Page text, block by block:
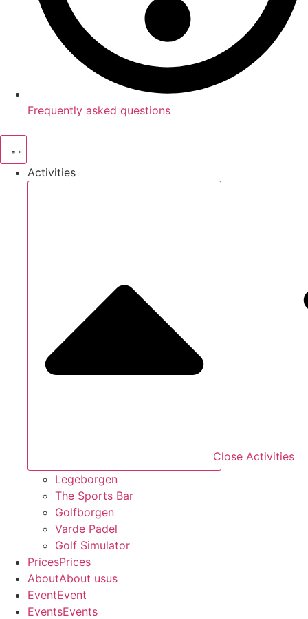
Frequently asked questions
Activities
Close Activities
Legeborgen
The Sports Bar
Golfborgen
Varde Padel
Golf Simulator
PricesPrices
AboutAbout usus
EventEvent
EventsEvents